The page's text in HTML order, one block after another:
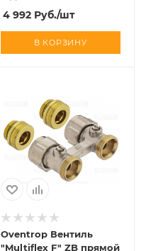
4 992Руб./шт
В КОРЗИНУ
Oventrop Вентиль
"Multiflex F" ZB прямой